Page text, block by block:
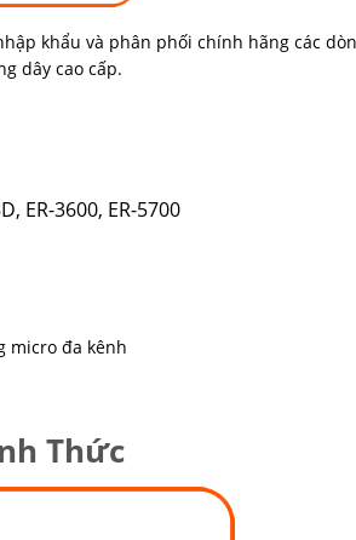
khẩu và phân phối chính hãng các
dây cao cấp.
ER-3600, ER-5700
micro đa kênh
Thức